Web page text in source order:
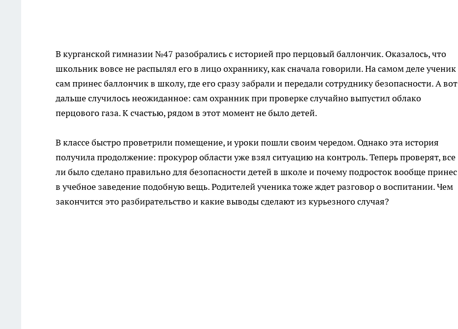
В курганской гимназии №47 разобрались с историей про перцовый баллончик. Оказалось, что
школьник вовсе не распылял его в лицо охраннику, как сначала говорили. На самом деле ученик
сам принес баллончик в школу, где его сразу забрали и передали сотруднику безопасности. А вот
дальше случилось неожиданное: сам охранник при проверке случайно выпустил облако
перцового газа. К счастью, рядом в этот момент не было детей.
В классе быстро проветрили помещение, и уроки пошли своим чередом. Однако эта история
получила продолжение: прокурор области уже взял ситуацию на контроль. Теперь проверят, все
ли было сделано правильно для безопасности детей в школе и почему подросток вообще принес
в учебное заведение подобную вещь. Родителей ученика тоже ждет разговор о воспитании. Чем
закончится это разбирательство и какие выводы сделают из курьезного случая?